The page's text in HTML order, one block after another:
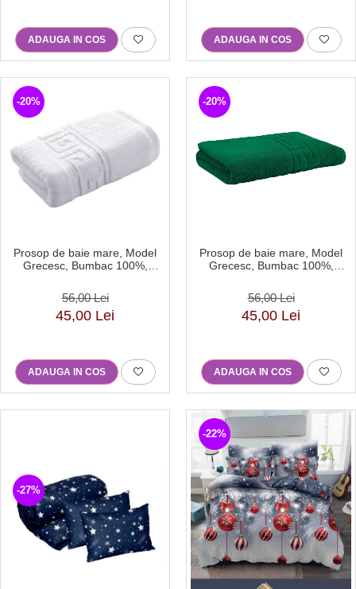
ADAUGA IN COS ADAUGA IN COS
-20%
Prosop de baie mare, Model
Grecesc, Bumbac 100%,
– Alb-DN12
56,00 Lei
45,00 Lei
ADAUGA IN COS
-20%
Prosop de baie mare, Model
Grecesc, Bumbac 100%,
–Verde inchis-DN11
56,00 Lei
45,00 Lei
ADAUGA IN COS
-27%
-22%